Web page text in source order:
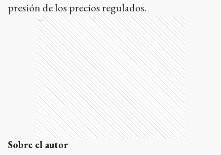
presión de los precios regulados.
Ads
Sobre el autor